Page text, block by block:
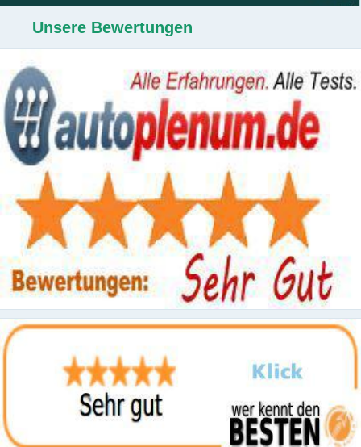
Unsere Bewertungen